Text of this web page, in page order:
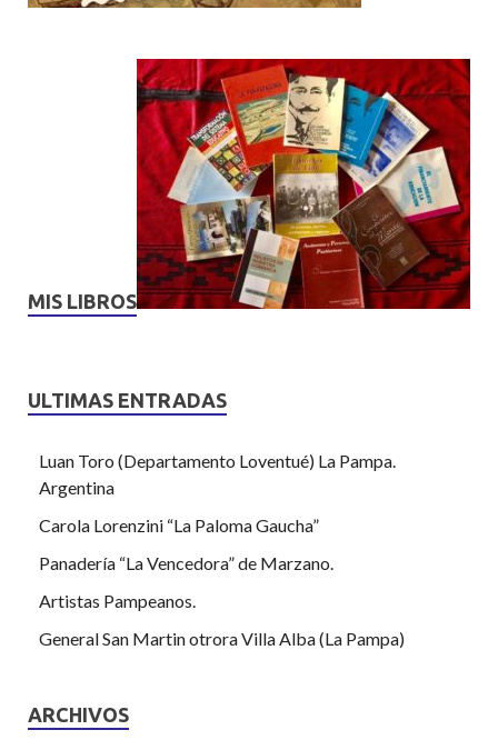
MIS LIBROS
ULTIMAS ENTRADAS
Luan Toro (Departamento Loventué) La Pampa.
Argentina
Carola Lorenzini “La Paloma Gaucha”
Panadería “La Vencedora” de Marzano.
Artistas Pampeanos.
General San Martin otrora Villa Alba (La Pampa)
ARCHIVOS